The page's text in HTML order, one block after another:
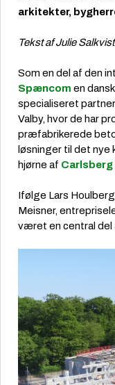
arkitekter,
Tekst af Julie
Som en del af den
Spæncom en
specialiseret
Valby, hvor de har
præfabrikerede
løsninger til det
hjørne af Carlsberg
Ifølge Lars
Meisner,
været en central